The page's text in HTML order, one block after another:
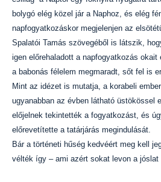
bolygó elég közel jár a Naphoz, és elég
napfogyatkozáskor megjelenjen az
Spalatói Tamás szövegéből is látszik,
igen előrehaladott a napfogyatkozás
a babonás félelem megmaradt, sőt fel is
Mint az idézet is mutatja, a korabeli
ugyanabban az évben látható üstökössel
előjelnek tekintették a fogyatkozást, és
előrevetítette a tatárjárás megindulását.
Bár a történeti hűség kedvéért meg kell
vélték így – ami azért sokat levon a jóslat